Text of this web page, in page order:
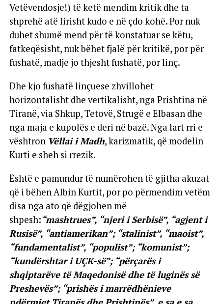
Vetëvendosje!) të ketë mendim kritik dhe ta
shprehë atë lirisht kudo e në çdo kohë. Por nuk
duhet shumë mend për të konstatuar se këtu,
fatkeqësisht, nuk bëhet fjalë për kritikë, por për
fushatë, madje jo thjesht fushatë, por linç.
Dhe kjo fushatë linçuese zhvillohet
horizontalisht dhe vertikalisht, nga Prishtina në
Tiranë, via Shkup, Tetovë, Strugë e Elbasan dhe
nga maja e kupolës e deri në bazë. Nga lart rri e
vështron Vëllai i Madh, karizmatik, që modelin
Kurti e sheh si rrezik.
Është e pamundur të numërohen të gjitha akuzat
që i bëhen Albin Kurtit, por po përmendim vetëm
disa nga ato që dëgjohen më
shpesh: “mashtrues”, “njeri i Serbisë”, “agjent i
Rusisë”, “antiamerikan”; “stalinist”, “maoist”,
“fundamentalist”, “populist”; “komunist”;
“kundërshtar i UÇK-së”; “përçarës i
shqiptarëve të Maqedonisë dhe të luginës së
Preshevës”; “prishës i marrëdhënieve